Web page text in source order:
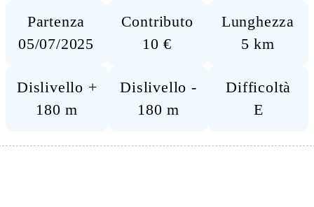
Partenza
05/07/2025
Contributo
10 €
Lunghezza
5 km
Dislivello +
180 m
Dislivello -
180 m
Difficoltà
E